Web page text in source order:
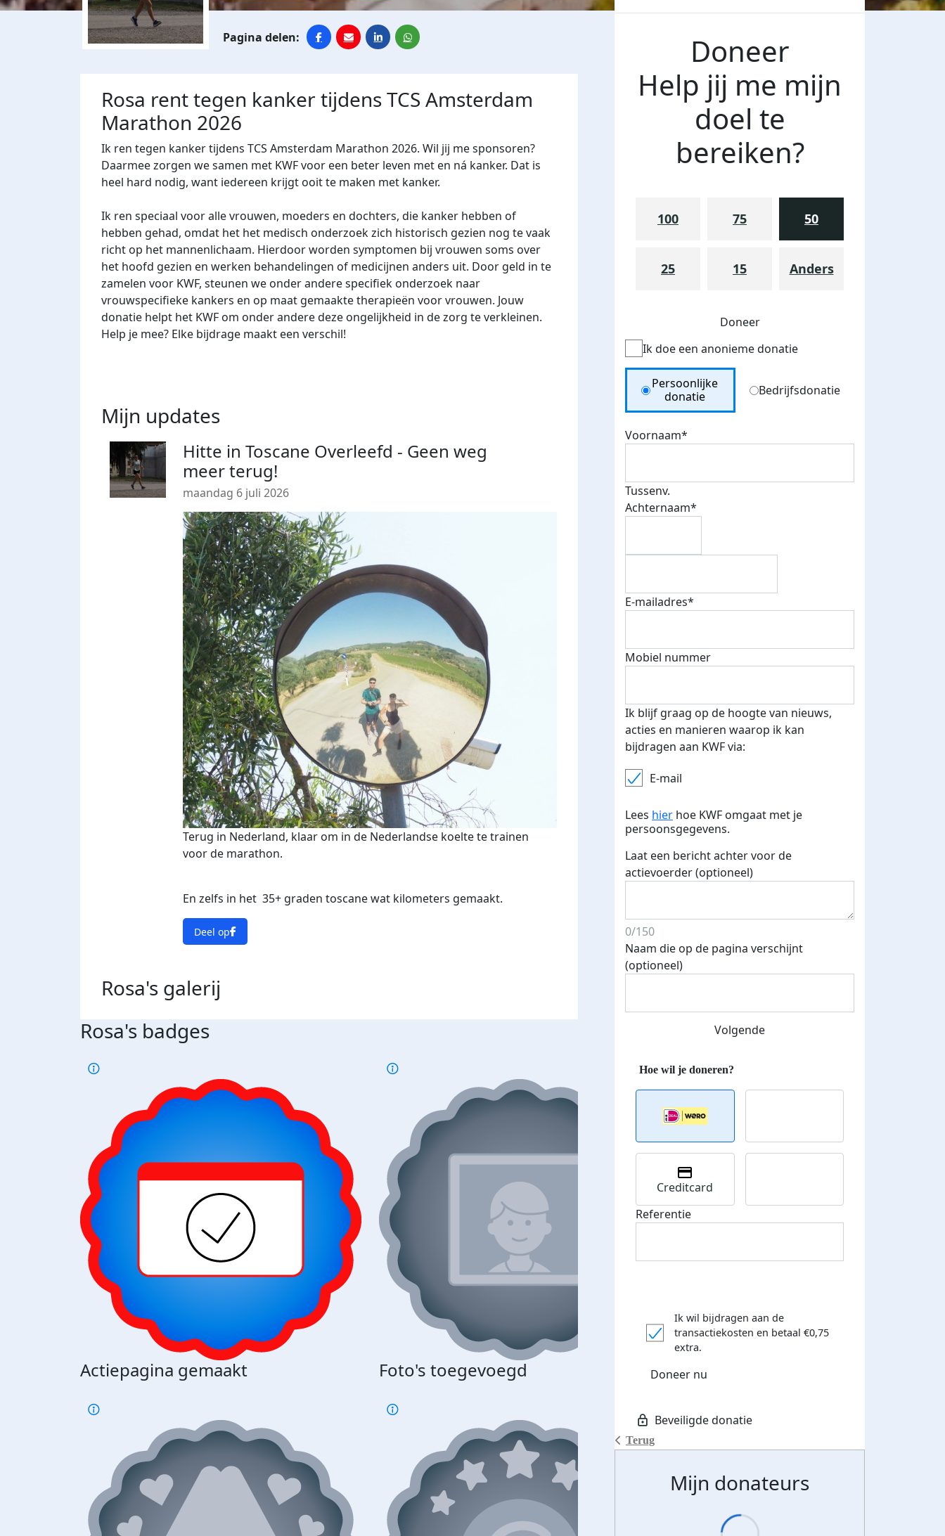
Rosa rent tegen kanker tijdens TCS Amsterdam
Marathon 2026
Ik ren tegen kanker tijdens TCS Amsterdam Marathon 2026. Wil jij me sponsoren?
Daarmee zorgen we samen met KWF voor een beter leven met en ná kanker. Dat is
heel hard nodig, want iedereen krijgt ooit te maken met kanker.
Ik ren speciaal voor alle vrouwen, moeders en dochters, die kanker hebben of
hebben gehad, omdat het het medisch onderzoek zich historisch gezien nog te vaak
richt op het mannenlichaam. Hierdoor worden symptomen bij vrouwen soms over
het hoofd gezien en werken behandelingen of medicijnen anders uit. Door geld in te
zamelen voor KWF, steunen we onder andere specifiek onderzoek naar
vrouwspecifieke kankers en op maat gemaakte therapieën voor vrouwen. Jouw
donatie helpt het KWF om onder andere deze ongelijkheid in de zorg te verkleinen.
Help je mee? Elke bijdrage maakt een verschil!
Mijn updates
Hitte in Toscane Overleefd - Geen weg
meer terug!
maandag 6 juli 2026
Terug in Nederland, klaar om in de Nederlandse koelte te trainen
voor de marathon.
En zelfs in het 35+ graden toscane wat kilometers gemaakt.
Deel op
Rosa's galerij
Rosa's badges
Actiepagina gemaakt Foto's toegevoegd E-mails verstuurd
€500 euro opgehaald: t-shirt
Doneer
Help jij me mijn
doel te
bereiken?
100 75 50
25 15 Anders
Doneer
Ik doe een anonieme donatie
Donation Type
Persoonlijke
donatie
Bedrijfsdonatie
Voornaam*
Tussenv.
Achternaam*
E-mailadres*
Mobiel nummer
Ik blijf graag op de hoogte van nieuws,
acties en manieren waarop ik kan
bijdragen aan KWF via:
E-mail
Lees hier hoe KWF omgaat met je
persoonsgegevens.
Laat een bericht achter voor de
actievoerder (optioneel)
0/150
Naam die op de pagina verschijnt
(optioneel)
Volgende
Terug
Creditcard
Referentie
Ik wil bijdragen aan de
transactiekosten en betaal €0,75
extra.
Doneer nu
Mijn donateurs